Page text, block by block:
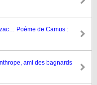
Poème de Camus :
ami des bagnards